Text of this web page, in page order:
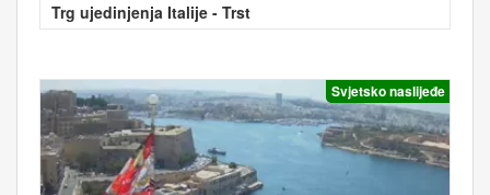
Trg ujedinjenja Italije - Trst
Svjetsko naslijeđe